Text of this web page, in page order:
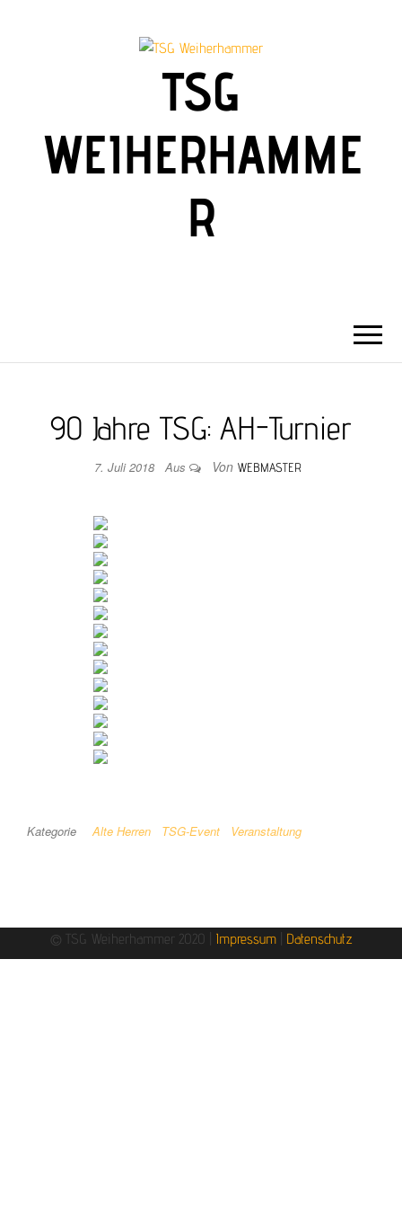
TSG
WEIHERHAMME
R
90 Jahre TSG: AH-Turnier
7. Juli 2018 Aus Von WEBMASTER
Kategorie Alte Herren TSG-Event Veranstaltung
© TSG Weiherhammer 2020 | Impressum| Datenschutz